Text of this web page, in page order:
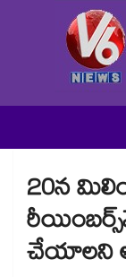
20న
చేయాలని